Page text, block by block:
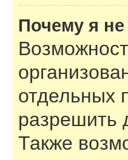
Почему я
отдельных
разрешить
Также